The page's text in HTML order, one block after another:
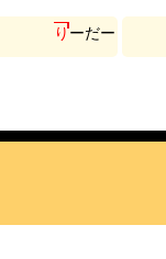
りーだー